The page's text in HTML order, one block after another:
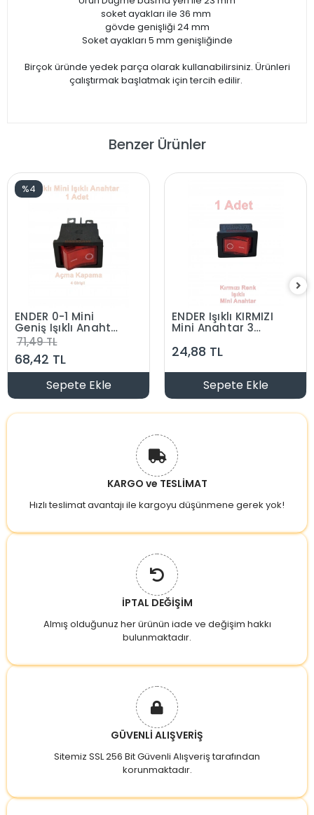
soket ayakları ile 36 mm
gövde genişliği 24 mm
Soket ayakları 5 mm genişliğinde
Birçok üründe yedek parça olarak kullanabilirsiniz. Ürünleri
çalıştırmak başlatmak için tercih edilir.
Benzer Ürünler
%4
ENDER 0-1 Mini
Geniş Işıklı Anahtar
Kırmızı 4 Pinli
71,49 TL
68,42 TL
Sepete Ekle
ENDER Işıklı KIRMIZI
Mini Anahtar 3
IP40 (19x17mm
Derinlik 20mm
Dikdörtgen)
24,88 TL
Sepete Ekle
KARGO ve TESLİMAT
Hızlı teslimat avantajı ile kargoyu düşünmene gerek yok!
İPTAL DEĞİŞİM
Almış olduğunuz her ürünün iade ve değişim hakkı
bulunmaktadır.
GÜVENLİ ALIŞVERİŞ
Sitemiz SSL 256 Bit Güvenli Alışveriş tarafından
korunmaktadır.